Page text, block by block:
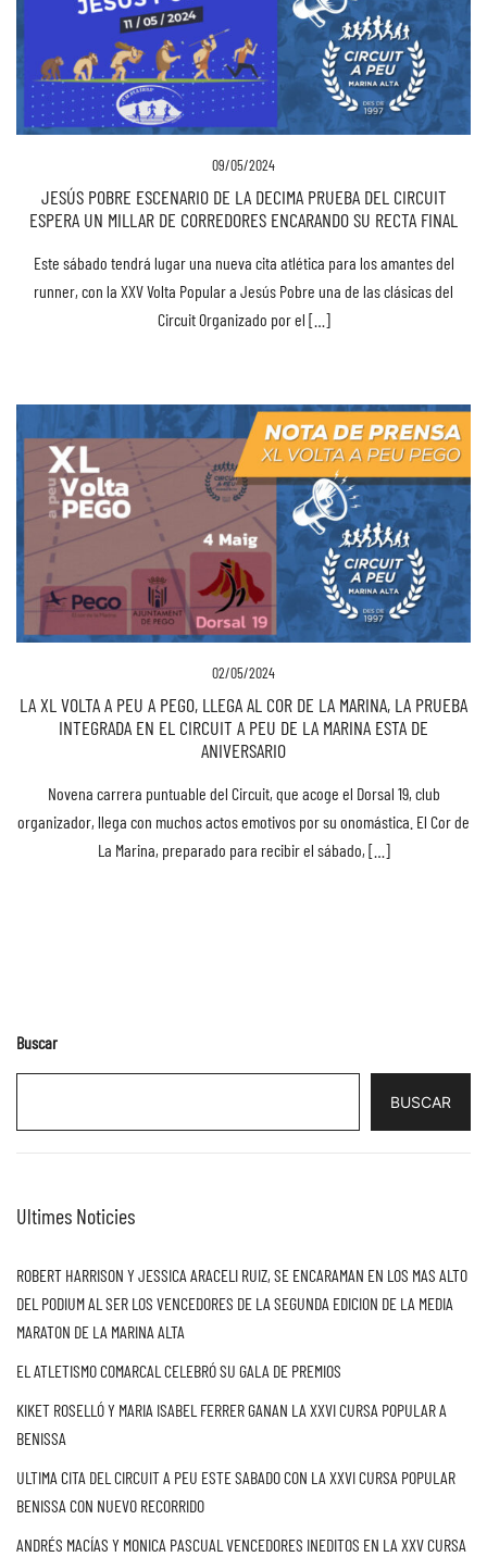
09/05/2024
JESÚS POBRE ESCENARIO DE LA DECIMA PRUEBA DEL CIRCUIT
ESPERA UN MILLAR DE CORREDORES ENCARANDO SU RECTA FINAL
Este sábado tendrá lugar una nueva cita atlética para los amantes del
runner, con la XXV Volta Popular a Jesús Pobre una de las clásicas del
Circuit Organizado por el […]
02/05/2024
LA XL VOLTA A PEU A PEGO, LLEGA AL COR DE LA MARINA, LA PRUEBA
INTEGRADA EN EL CIRCUIT A PEU DE LA MARINA ESTA DE
ANIVERSARIO
Novena carrera puntuable del Circuit, que acoge el Dorsal 19, club
organizador, llega con muchos actos emotivos por su onomástica. El Cor de
La Marina, preparado para recibir el sábado, […]
Buscar
BUSCAR
Ultimes Noticies
ROBERT HARRISON Y JESSICA ARACELI RUIZ, SE ENCARAMAN EN LOS MAS ALTO
DEL PODIUM AL SER LOS VENCEDORES DE LA SEGUNDA EDICION DE LA MEDIA
MARATON DE LA MARINA ALTA
EL ATLETISMO COMARCAL CELEBRÓ SU GALA DE PREMIOS
KIKET ROSELLÓ Y MARIA ISABEL FERRER GANAN LA XXVI CURSA POPULAR A
BENISSA
ULTIMA CITA DEL CIRCUIT A PEU ESTE SABADO CON LA XXVI CURSA POPULAR
BENISSA CON NUEVO RECORRIDO
ANDRÉS MACÍAS Y MONICA PASCUAL VENCEDORES INEDITOS EN LA XXV CURSA